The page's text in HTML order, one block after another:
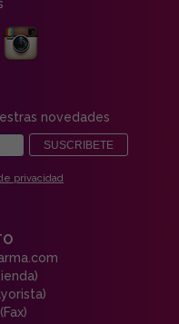
novedades
SUSCRIBETE
privacidad